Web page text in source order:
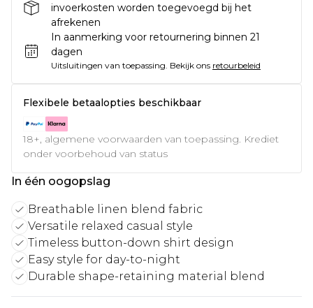
invoerkosten worden toegevoegd bij het
afrekenen
In aanmerking voor retournering binnen 21
dagen
Uitsluitingen van toepassing. Bekijk ons retourbeleid
Flexibele betaalopties beschikbaar
18+, algemene voorwaarden van toepassing. Krediet
onder voorbehoud van status
In één oogopslag
Breathable linen blend fabric
Versatile relaxed casual style
Timeless button-down shirt design
Easy style for day-to-night
Durable shape-retaining material blend